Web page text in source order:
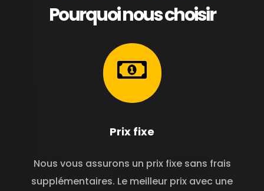
Pourquoi nous choisir
Prix ​​fixe
Nous vous assurons un prix fixe sans frais
supplémentaires. Le meilleur prix avec une